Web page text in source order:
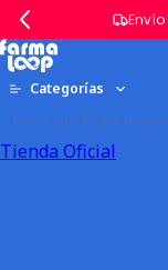
Envío
Categorías
Tienda Oficial